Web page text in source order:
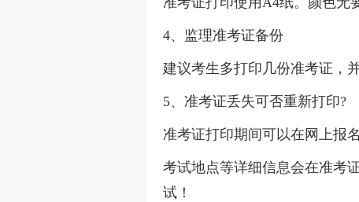
4、监理准考证备份
建议考生多打印几份准考证，
5、准考证丢失可否重新打印?
准考证打印期间可以在网上报
考试地点等详细信息会在准考
试！